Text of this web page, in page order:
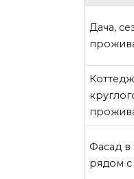
Дача,
Фасад в
рядом